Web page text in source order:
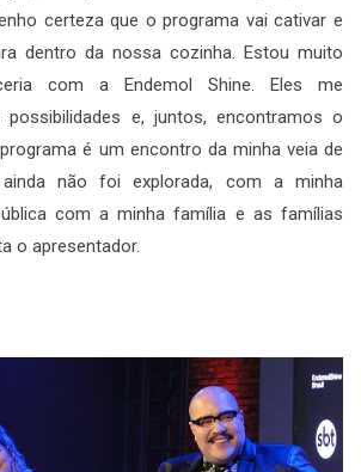
certeza que o programa vai cativar e
dentro da nossa cozinha. Estou muito
com a Endemol Shine. Eles me
e, juntos, encontramos o
é um encontro da minha veia de
ainda não foi explorada, com a minha
com a minha família e as famílias
o apresentador.